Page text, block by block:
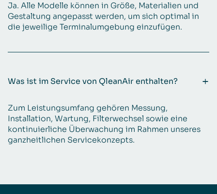
Ja. Alle Modelle können in Größe, Materialien und
Gestaltung angepasst werden, um sich optimal in
die jeweilige Terminalumgebung einzufügen.
Was ist im Service von QleanAir enthalten?
Zum Leistungsumfang gehören Messung,
Installation, Wartung, Filterwechsel sowie eine
kontinuierliche Überwachung im Rahmen unseres
ganzheitlichen Servicekonzepts.